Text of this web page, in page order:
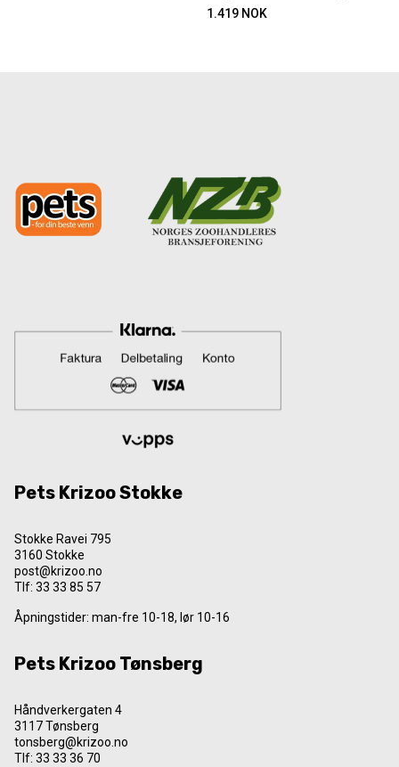
1.419 NOK
Pets Krizoo Stokke
Stokke Ravei 795
3160 Stokke
post@krizoo.no
Tlf: 33 33 85 57
Åpningstider: man-fre 10-18, lør 10-16
Pets Krizoo Tønsberg
Håndverkergaten 4
3117 Tønsberg
tonsberg@krizoo.no
Tlf: 33 33 36 70